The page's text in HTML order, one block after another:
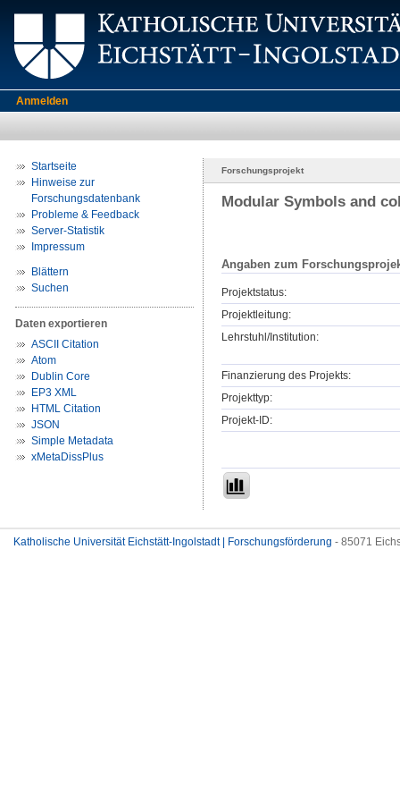
Anmelden
Startseite
Hinweise zur
Forschungsdatenbank
Probleme & Feedback
Server-Statistik
Impressum
Blättern
Suchen
Daten exportieren
ASCII Citation
Atom
Dublin Core
EP3 XML
HTML Citation
JSON
Simple Metadata
xMetaDissPlus
Forschungsprojekt
Modular Symbols and
Angaben zum
Projektstatus:
Projektleitung:
Lehrstuhl/Institution:
Finanzierung des Projekts:
Projekttyp:
Projekt-ID:
Katholische Universität Eichstätt-Ingolstadt | Forschungsförderung - 85071